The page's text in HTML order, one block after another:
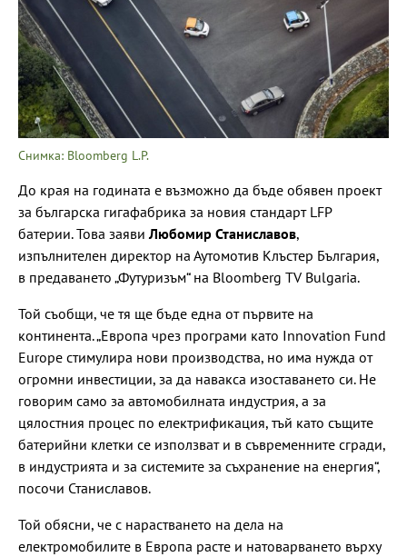
Снимка: Bloomberg L.P.
До края на годината е възможно да бъде обявен проект
за българска гигафабрика за новия стандарт LFP
батерии. Това заяви Любомир Станиславов,
изпълнителен директор на Аутомотив Клъстер България,
в предаването „Футуризъм“ на Bloomberg TV Bulgaria.
Той съобщи, че тя ще бъде една от първите на
континента. „Европа чрез програми като Innovation Fund
Europe стимулира нови производства, но има нужда от
огромни инвестиции, за да навакса изоставането си. Не
говорим само за автомобилната индустрия, а за
цялостния процес по електрификация, тъй като същите
батерийни клетки се използват и в съвременните сгради,
в индустрията и за системите за съхранение на енергия“,
посочи Станиславов.
Той обясни, че с нарастването на дела на
електромобилите в Европа расте и натоварването върху